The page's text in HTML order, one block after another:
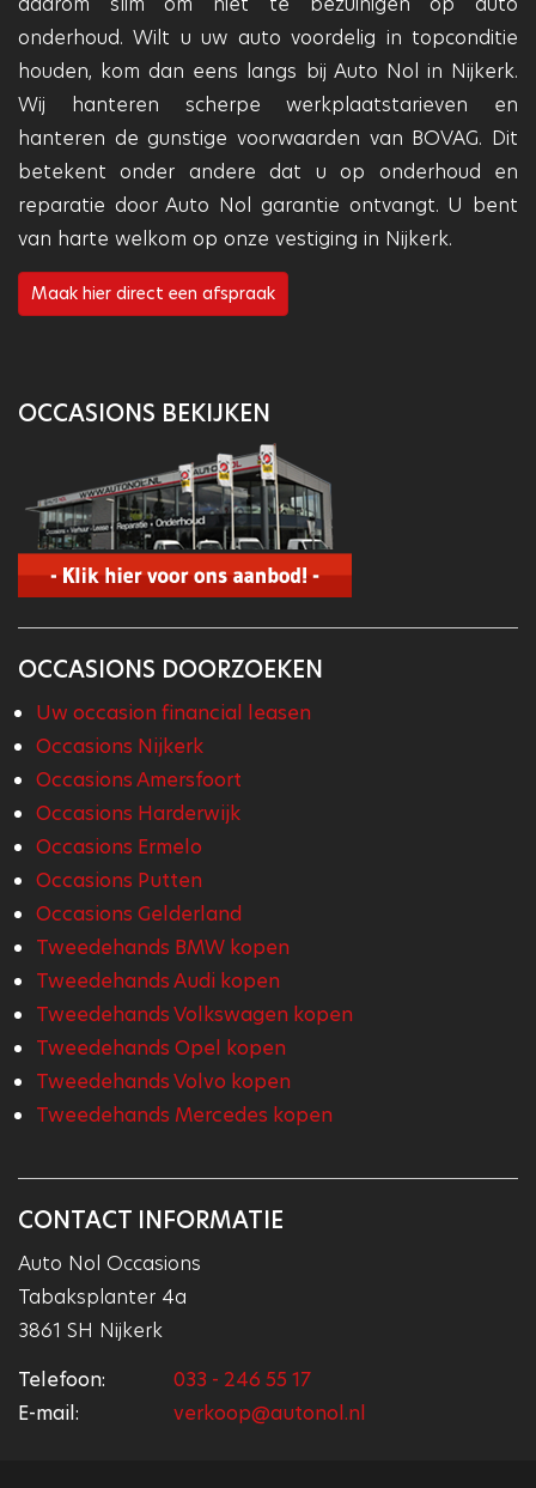
onderhoud. Wilt u uw auto voordelig in topconditie
houden, kom dan eens langs bij Auto Nol in Nijkerk.
Wij hanteren scherpe werkplaatstarieven en
hanteren de gunstige voorwaarden van BOVAG. Dit
betekent onder andere dat u op onderhoud en
reparatie door Auto Nol garantie ontvangt. U bent
van harte welkom op onze vestiging in Nijkerk.
Maak hier direct een afspraak
OCCASIONS BEKIJKEN
OCCASIONS DOORZOEKEN
Uw occasion financial leasen
Occasions Nijkerk
Occasions Amersfoort
Occasions Harderwijk
Occasions Ermelo
Occasions Putten
Occasions Gelderland
Tweedehands BMW kopen
Tweedehands Audi kopen
Tweedehands Volkswagen kopen
Tweedehands Opel kopen
Tweedehands Volvo kopen
Tweedehands Mercedes kopen
CONTACT INFORMATIE
Auto Nol Occasions
Tabaksplanter 4a
3861 SH Nijkerk
Telefoon:
033 - 246 55 17
E-mail:
verkoop@autonol.nl